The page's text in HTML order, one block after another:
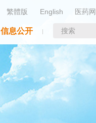
信息公开
医药
繁體版 English
搜索